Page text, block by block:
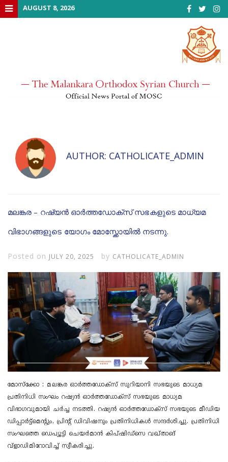
Skip
to
AUGUST 8, 2026
AUTHOR: CATHOLICATE_ADMIN
മലങ്കര – റഷ്യൻ ഓർത്തഡോക്സ് സഭകളുടെ മാധ്യമ
വിഭാഗങ്ങളുടെ യോഗം മോസ്ക്കോയിൽ നടന്നു.
Posted on JULY 20, 2025 by CATHOLICATE_ADMIN
മോസ്ക്കോ : മലങ്കര ഓർത്തഡോക്സ് സുറിയാനി സഭയുടെ മാധ്യമ
പ്രതിനിധി സംഘം റഷ്യൻ ഓർത്തഡോക്സ് സഭയുടെ മാധ്യമ
വിഭാഗവുമായി ചർച്ച നടത്തി. റഷ്യൻ ഓർത്തഡോക്സ് സഭയുടെ മീഡിയ
ഡിപ്പാർട്ട്‌മെന്റും, പ്രിന്റ് ഡിവിഷനും പ്രതിനിധികൾ സന്ദർശിച്ചു. പ്രതിനിധി
സംഘത്തെ ഡെപ്യൂട്ടി ചെയർമാൻ കിപ്ഷിഡ്സെ വഖ്താങ്
വ്‌ളാഡിമിറോവിച്ച് സ്വീകരിച്ചു.